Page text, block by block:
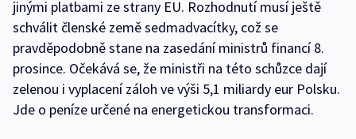
jinými platbami ze strany EU. Rozhodnutí musí ještě
schválit členské země sedmadvacítky, což se
pravděpodobně stane na zasedání ministrů financí 8.
prosince. Očekává se, že ministři na této schůzce dají
zelenou i vyplacení záloh ve výši 5,1 miliardy eur Polsku.
Jde o peníze určené na energetickou transformaci.